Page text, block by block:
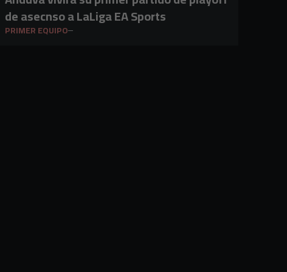
de asecnso a LaLiga EA Sports
PRIMER EQUIPO